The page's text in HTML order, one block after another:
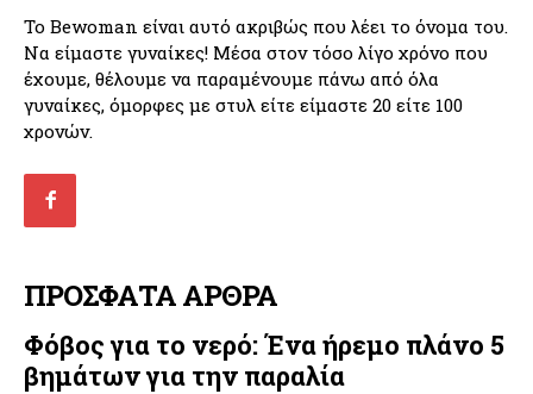
Το Bewoman είναι αυτό ακριβώς που λέει το όνομα του.
Να είμαστε γυναίκες! Μέσα στον τόσο λίγο χρόνο που
έχουμε, θέλουμε να παραμένουμε πάνω από όλα
γυναίκες, όμορφες με στυλ είτε είμαστε 20 είτε 100
χρονών.
ΠΡΟΣΦΑΤΑ ΑΡΘΡΑ
Φόβος για το νερό: Ένα ήρεμο πλάνο 5
βημάτων για την παραλία